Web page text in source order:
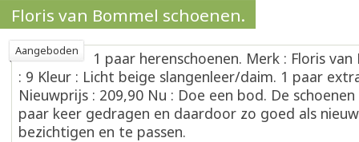
Floris van Bommel schoenen.
Aangeboden
1 paar herenschoenen. Merk : Floris
: 9 Kleur : Licht beige slangenleer/daim. 1 paar
Nieuwprijs : 209,90 Nu : Doe een bod. De
paar keer gedragen en daardoor zo goed als
bezichtigen en te passen.